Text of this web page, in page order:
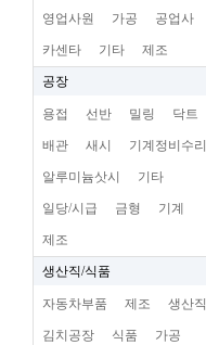
영업사원 가공 공업사
카센타 기타 제조
공장
용접 선반 밀링 닥트
배관 새시 기계정비수리
알루미늄삿시 기타
일당/시급 금형 기계
제조
생산직/식품
자동차부품 제조 생산직
김치공장 식품 가공